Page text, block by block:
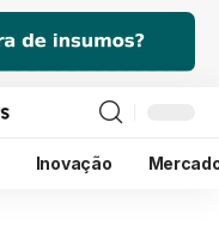
Inovação